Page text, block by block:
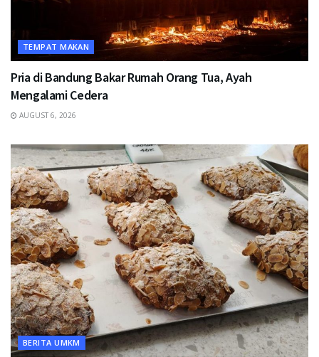
TEMPAT MAKAN
Pria di Bandung Bakar Rumah Orang Tua, Ayah
Mengalami Cedera
AUGUST 6, 2026
BERITA UMKM